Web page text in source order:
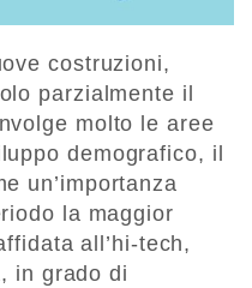
costruzioni,
parzialmente il
molto le aree
demografico, il
un’importanza
la maggior
all’hi-tech,
in grado di